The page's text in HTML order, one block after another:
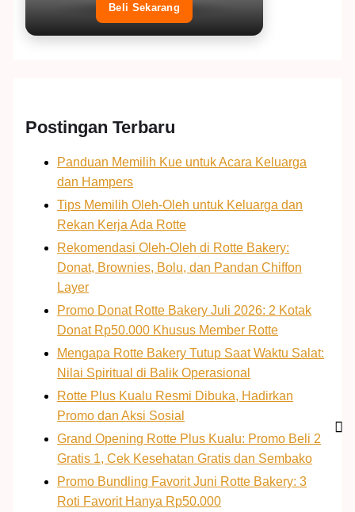
Beli Sekarang
Postingan Terbaru
Panduan Memilih Kue untuk Acara Keluarga
dan Hampers
Tips Memilih Oleh-Oleh untuk Keluarga dan
Rekan Kerja Ada Rotte
Rekomendasi Oleh-Oleh di Rotte Bakery:
Donat, Brownies, Bolu, dan Pandan Chiffon
Layer
Promo Donat Rotte Bakery Juli 2026: 2 Kotak
Donat Rp50.000 Khusus Member Rotte
Mengapa Rotte Bakery Tutup Saat Waktu Salat:
Nilai Spiritual di Balik Operasional
Rotte Plus Kualu Resmi Dibuka, Hadirkan
Promo dan Aksi Sosial
Grand Opening Rotte Plus Kualu: Promo Beli 2
Gratis 1, Cek Kesehatan Gratis dan Sembako
Promo Bundling Favorit Juni Rotte Bakery: 3
Roti Favorit Hanya Rp50.000